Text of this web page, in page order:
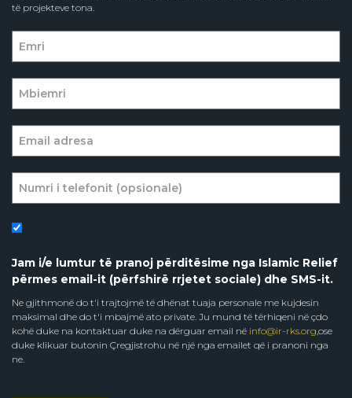
të projekteve tona.
Jam i/e lumtur të pranoj përditësime nga Islamic Relief
përmes email-it (përfshirë rrjetet sociale) dhe SMS-it.
Ne gjithmonë do t'i trajtojmë të dhënat tuaja personale me kujdesin
maksimal dhe do t'i mbajmë ato private. Ju mund të tërhiqeni në çdo
kohë duke na kontaktuar duke na dërguar email në info@ir-rks.org,ose
duke klikuar butonin Çregjistrohu në një nga emailet që i pranoni nga
ne.